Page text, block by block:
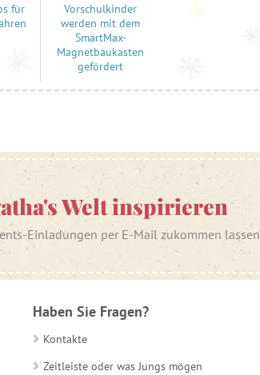
für
Vorschulkinder
werden mit dem
SmartMax-
Magnetbaukasten
gefördert
Welt inspirieren
Einladungen per E-Mail zukommen lassen
Haben Sie Fragen?
Kontakte
Zeitleiste oder was Jungs mögen